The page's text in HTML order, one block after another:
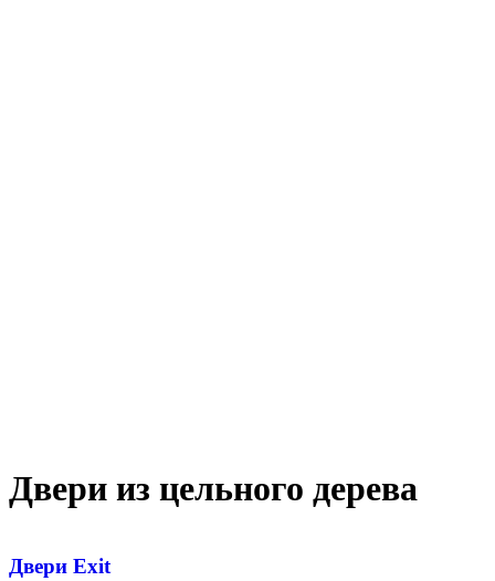
Двери из цельного дерева
Двери Exit